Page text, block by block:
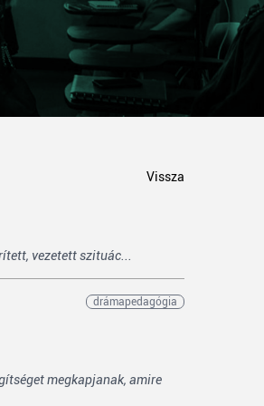
Vissza
vezetett szituác...
drámapedagógia
megkapjanak, amire